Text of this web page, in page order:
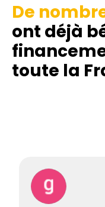
De
ont déjà
toute la